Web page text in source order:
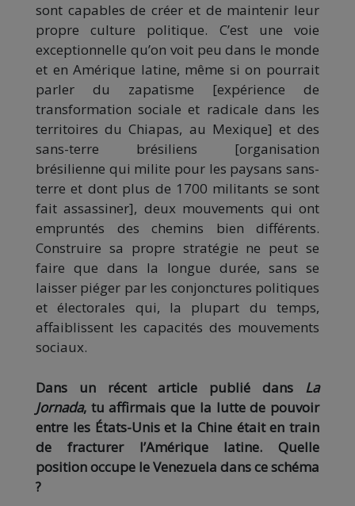
sont capables de créer et de maintenir leur
propre culture politique. C’est une voie
exceptionnelle qu’on voit peu dans le monde
et en Amérique latine, même si on pourrait
parler du zapatisme [expérience de
transformation sociale et radicale dans les
territoires du Chiapas, au Mexique] et des
sans-terre brésiliens [organisation
brésilienne qui milite pour les paysans sans-
terre et dont plus de 1700 militants se sont
fait assassiner], deux mouvements qui ont
empruntés des chemins bien différents.
Construire sa propre stratégie ne peut se
faire que dans la longue durée, sans se
laisser piéger par les conjonctures politiques
et électorales qui, la plupart du temps,
affaiblissent les capacités des mouvements
sociaux.
Dans un récent article publié dans La
Jornada, tu affirmais que la lutte de pouvoir
entre les États-Unis et la Chine était en train
de fracturer l’Amérique latine. Quelle
position occupe le Venezuela dans ce schéma
?